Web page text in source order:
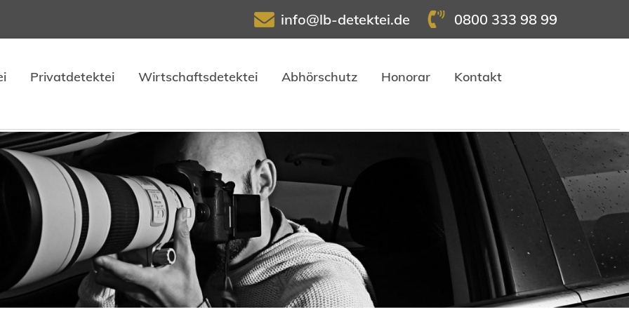
info@lb-detektei.de 0800 333 98 99
Privatdetektei Wirtschaftsdetektei Abhörschutz Honorar Kontakt